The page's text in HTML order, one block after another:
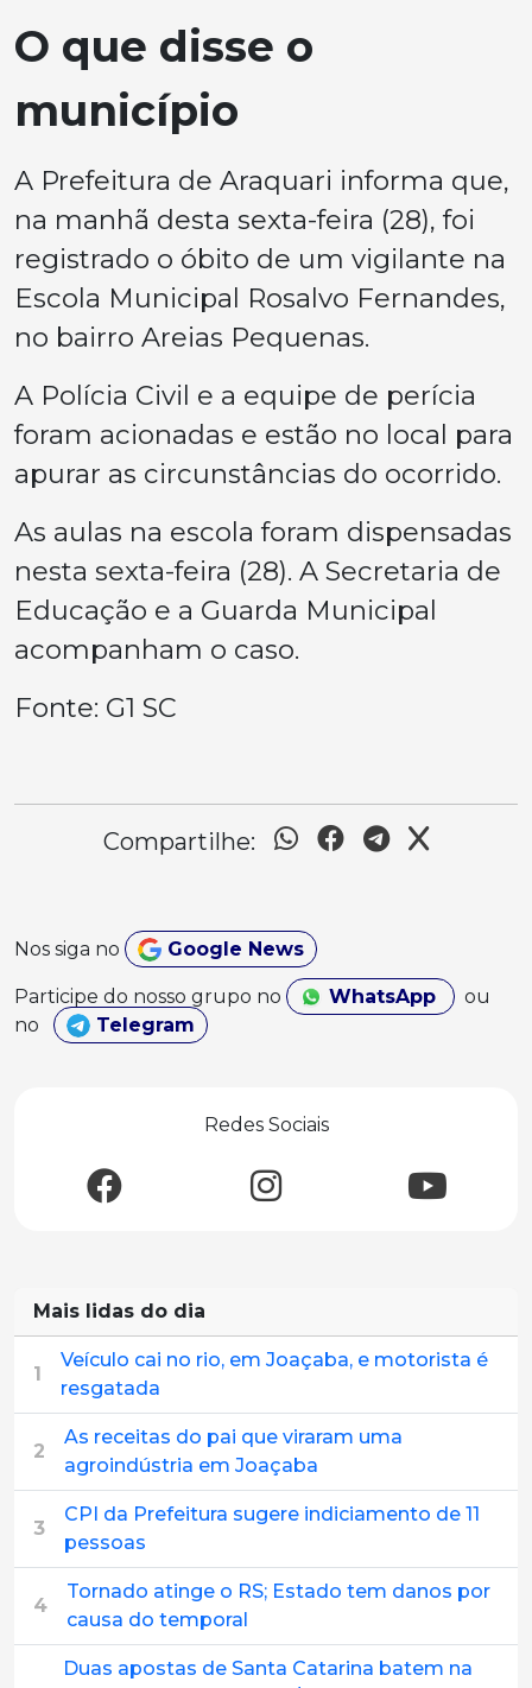
O que disse o
município
A Prefeitura de Araquari informa que,
na manhã desta sexta-feira (28), foi
registrado o óbito de um vigilante na
Escola Municipal Rosalvo Fernandes,
no bairro Areias Pequenas.
A Polícia Civil e a equipe de perícia
foram acionadas e estão no local para
apurar as circunstâncias do ocorrido.
As aulas na escola foram dispensadas
nesta sexta-feira (28). A Secretaria de
Educação e a Guarda Municipal
acompanham o caso.
Fonte: G1 SC
Compartilhe:
Nos siga no Google News
Participe do nosso grupo no WhatsApp
ou
no
Telegram
Redes Sociais
Mais lidas do dia
1
Veículo cai no rio, em Joaçaba, e motorista é
resgatada
2
As receitas do pai que viraram uma
agroindústria em Joaçaba
3
CPI da Prefeitura sugere indiciamento de 11
pessoas
4
Tornado atinge o RS; Estado tem danos por
causa do temporal
Duas apostas de Santa Catarina batem na